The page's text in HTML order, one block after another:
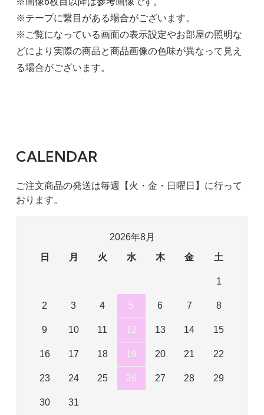
※テープに繋目がある場合がございます。
※ご覧になっている画面の表示設定やお部屋の照明な
どにより実際の商品と商品画像の色味が異なって見え
る場合がございます。
CALENDAR
ご注文商品の発送は毎週【火・金・日曜日】に行って
おります。
2026年8月
日
月 火 水 木 金 土
1
2 3 4 5 6 7 8
9 10 11 12 13 14 15
16 17 18 19 20 21 22
23 24 25 26 27 28 29
30 31